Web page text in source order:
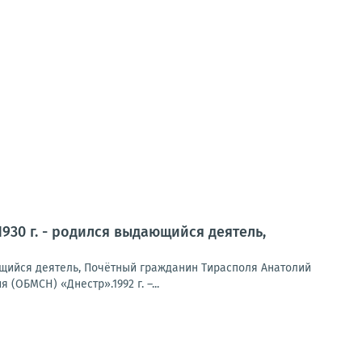
г. - родился выдающийся деятель,
деятель, Почётный гражданин Тирасполя Анатолий
(ОБМСН) «Днестр».1992 г. –...